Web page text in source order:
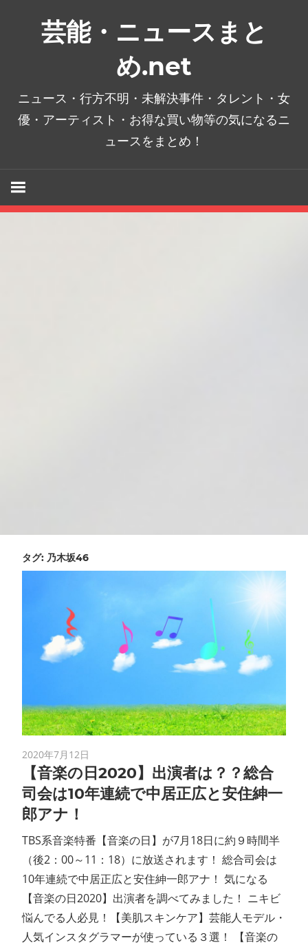
芸能・ニュースまと
め.net
ニュース・行方不明・未解決事件・タレント・女
優・アーティスト・お得な買い物等の気になるニ
ュースをまとめ！
タグ: 乃木坂46
2020年7月12日
【音楽の日2020】出演者は？？総合
司会は10年連続で中居正広と安住紳一
郎アナ！
TBS系音楽特番【音楽の日】が7月18日に約９時間半
（後2：00～11：18）に放送されます！ 総合司会は
10年連続で中居正広と安住紳一郎アナ！ 気になる
【音楽の日2020】出演者を調べてみました！ ニキビ
悩んでる人必見！【美肌スキンケア】芸能人モデル・
人気インスタグラマーが使っている３選！ 【音楽の